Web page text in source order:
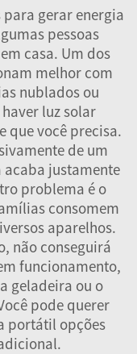
para gerar energia
pessoas
casa. Um dos
melhor com
nublados ou
luz solar
que você precisa.
de um
acaba justamente
problema é o
consomem
aparelhos.
não conseguirá
funcionamento,
geladeira ou o
pode querer
portátil opções